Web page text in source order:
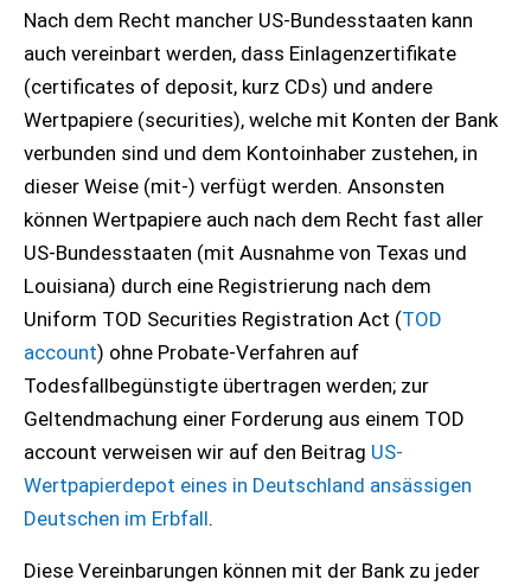
Nach dem Recht mancher US-Bundesstaaten kann
auch vereinbart werden, dass Einlagenzertifikate
(certificates of deposit, kurz CDs) und andere
Wertpapiere (securities), welche mit Konten der Bank
verbunden sind und dem Kontoinhaber zustehen, in
dieser Weise (mit-) verfügt werden. Ansonsten
können Wertpapiere auch nach dem Recht fast aller
US-Bundesstaaten (mit Ausnahme von Texas und
Louisiana) durch eine Registrierung nach dem
Uniform TOD Securities Registration Act (TOD
account) ohne Probate-Verfahren auf
Todesfallbegünstigte übertragen werden; zur
Geltendmachung einer Forderung aus einem TOD
account verweisen wir auf den Beitrag US-
Wertpapierdepot eines in Deutschland ansässigen
Deutschen im Erbfall.
Diese Vereinbarungen können mit der Bank zu jeder